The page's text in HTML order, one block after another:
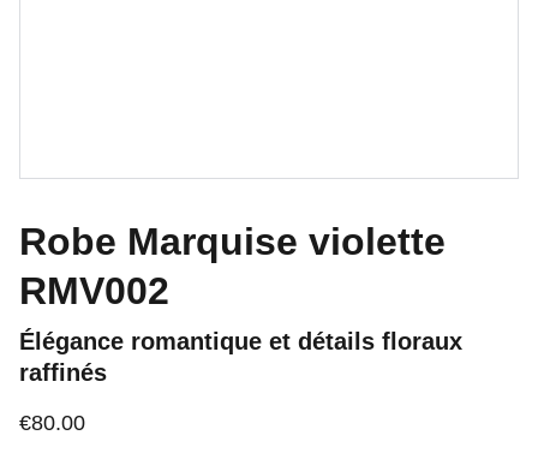
Robe Marquise violette
RMV002
Élégance romantique et détails floraux
raffinés
€80.00